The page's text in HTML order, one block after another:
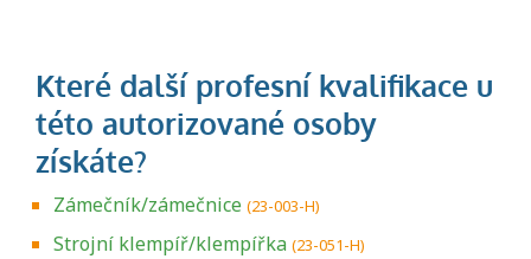
Zámečník/zámečnice (23-003-H)
Strojní klempíř/klempířka (23-051-H)